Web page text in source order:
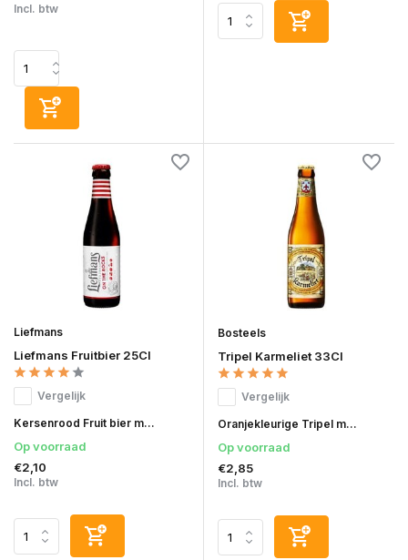
Incl. btw
Liefmans
Liefmans Fruitbier 25Cl
Vergelijk
Kersenrood Fruit bier m...
Op voorraad
€2,10
Incl. btw
Bosteels
Tripel Karmeliet 33Cl
Vergelijk
Oranjekleurige Tripel m...
Op voorraad
€2,85
Incl. btw